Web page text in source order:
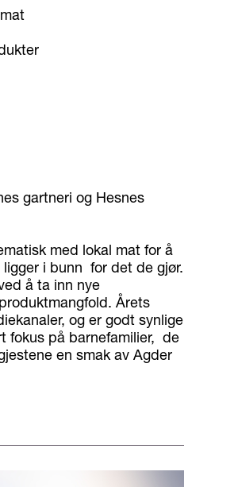
gartneri og Hesnes
med lokal mat for å
i bunn for det de gjør.
å ta inn nye
Årets
og er godt synlige
fokus på barnefamilier, de
en smak av Agder